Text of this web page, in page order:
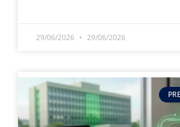
29/06/2026 29/06/2026